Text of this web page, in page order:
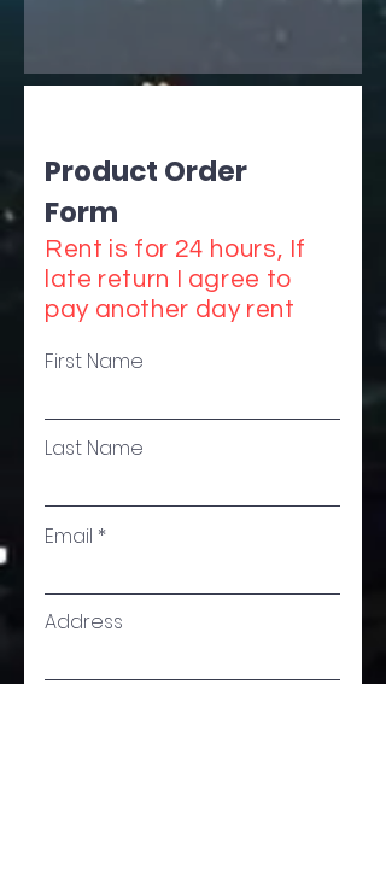
Product Order
Form
Rent is for 24 hours, If
late return I agree to
pay another day rent
First Name
Last Name
Email
Address